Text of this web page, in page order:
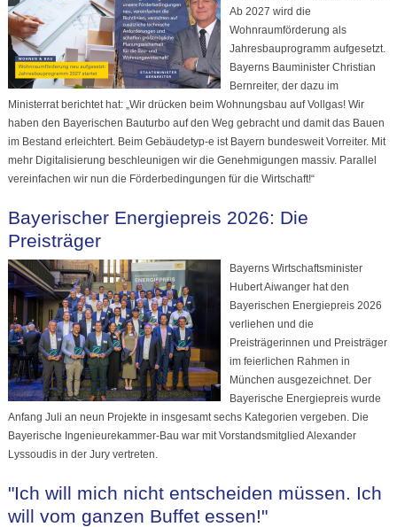
Ab 2027 wird die
Wohnraumförderung als
Jahresbauprogramm aufgesetzt.
Bayerns Bauminister Christian
Bernreiter, der dazu im
Ministerrat berichtet hat: „Wir drücken beim Wohnungsbau auf Vollgas! Wir
haben den Bayerischen Bauturbo auf den Weg gebracht und damit das Bauen
im Bestand erleichtert. Beim Gebäudetyp-e ist Bayern bundesweit Vorreiter. Mit
mehr Digitalisierung beschleunigen wir die Genehmigungen massiv. Parallel
vereinfachen wir nun die Förderbedingungen für die Wirtschaft!“
Bayerischer Energiepreis 2026: Die
Preisträger
Bayerns Wirtschaftsminister
Hubert Aiwanger hat den
Bayerischen Energiepreis 2026
verliehen und die
Preisträgerinnen und Preisträger
im feierlichen Rahmen in
München ausgezeichnet. Der
Bayerische Energiepreis wurde
Anfang Juli an neun Projekte in insgesamt sechs Kategorien vergeben. Die
Bayerische Ingenieurekammer-Bau war mit Vorstandsmitglied Alexander
Lyssoudis in der Jury vertreten.
"Ich will mich nicht entscheiden müssen. Ich
will vom ganzen Buffet essen!"